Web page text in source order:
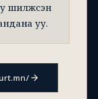
шилжсэн
уу.